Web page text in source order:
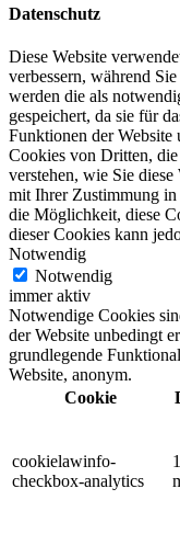
Datenschutz
Diese Website
verbessern, während
werden die als
gespeichert, da sie für
Funktionen der Website
Cookies von Dritten,
verstehen, wie Sie
mit Ihrer Zustimmung in
die Möglichkeit, diese
dieser Cookies kann
Notwendig
Notwendig
immer aktiv
Notwendige Cookies
der Website unbedingt
grundlegende
Website, anonym.
Cookie
cookielawinfo-
checkbox-analytics